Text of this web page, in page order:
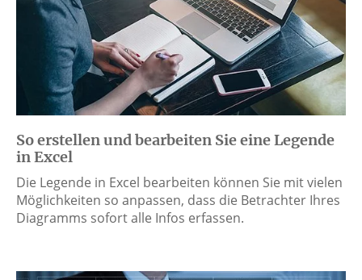
So erstellen und bearbeiten Sie eine Legende
in Excel
Die Legende in Excel bearbeiten können Sie mit vielen
Möglichkeiten so anpassen, dass die Betrachter Ihres
Diagramms sofort alle Infos erfassen.